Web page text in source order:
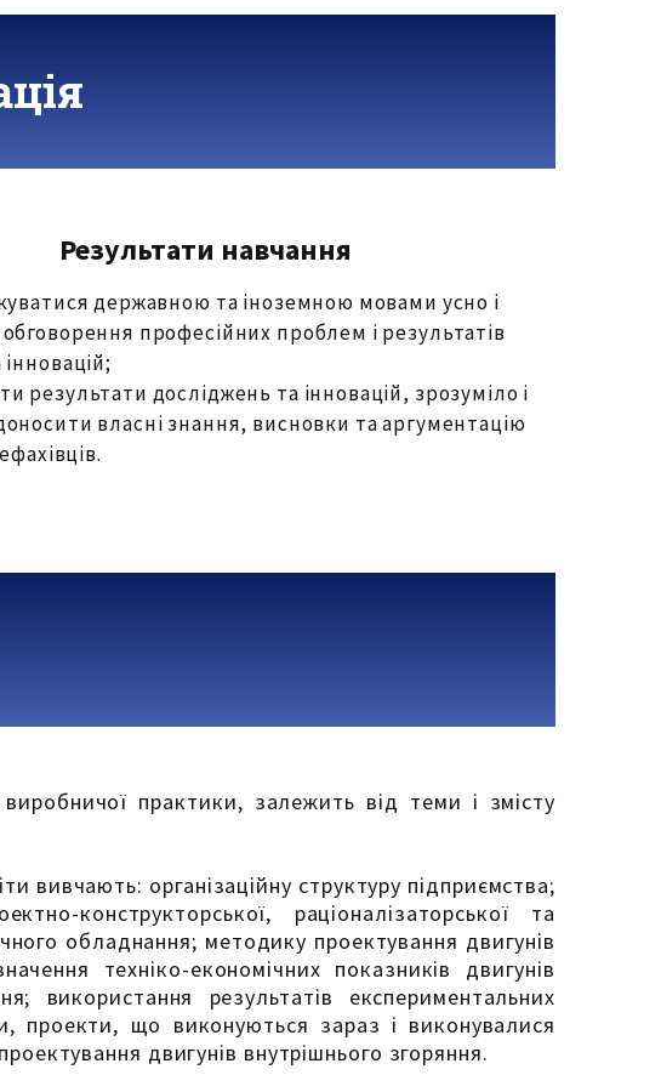
Результати навчання
державною та іноземною мовами усно і
професійних проблем і результатів
результати досліджень та інновацій, зрозуміло і
власні знання, висновки та аргументацію
практики, залежить від теми і змісту
вивчають: організаційну структуру підприємства;
конструкторської, раціоналізаторської та
обладнання; методику проектування двигунів
техніко-економічних показників двигунів
використання результатів експериментальних
проекти, що виконуються зараз і виконувалися
двигунів внутрішнього згоряння.